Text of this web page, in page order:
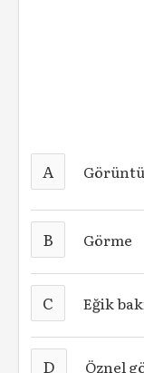
A Görüntü
B Görme
C Eğik
D Öznel